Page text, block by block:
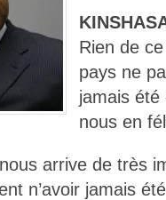
Rien de
pays ne
jamais
nous en
arrive de très
n’avoir jamais